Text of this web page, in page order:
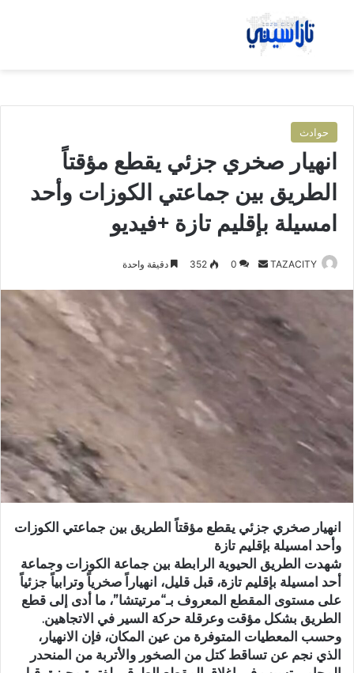
بحث عن
حوادث
انهيار صخري جزئي يقطع مؤقتاً
الطريق بين جماعتي الكوزات وأحد
امسيلة بإقليم تازة +فيديو
TAZACITY
ل
ي
د
إ
و
ن
ي
ا
0
352 دقيقة واحدة
انهيار صخري جزئي يقطع مؤقتاً الطريق بين جماعتي الكوزات
وأحد امسيلة بإقليم تازة
شهدت الطريق الحيوية الرابطة بين جماعة الكوزات وجماعة
أحد امسيلة بإقليم تازة، قبل قليل، انهياراً صخرياً وترابياً جزئياً
على مستوى المقطع المعروف بـ“مرتيتشا”، ما أدى إلى قطع
الطريق بشكل مؤقت وعرقلة حركة السير في الاتجاهين.
وحسب المعطيات المتوفرة من عين المكان، فإن الانهيار،
الذي نجم عن تساقط كتل من الصخور والأتربة من المنحدر